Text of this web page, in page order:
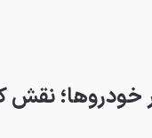
نقش